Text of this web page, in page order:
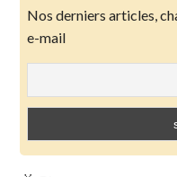
Nos derniers articles,
e-mail